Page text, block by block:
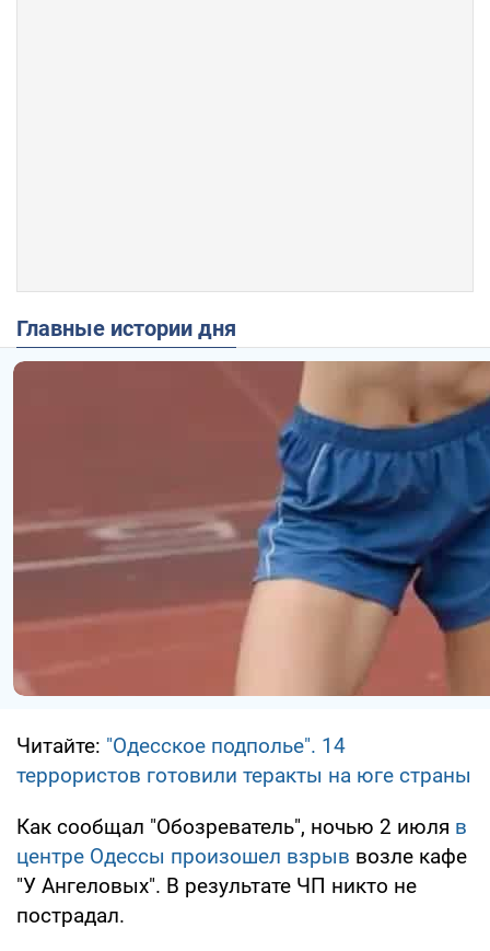
Главные истории дня
Читайте: "Одесское подполье". 14
террористов готовили теракты на юге страны
Как сообщал "Обозреватель", ночью 2 июля в
центре Одессы произошел взрыв возле кафе
"У Ангеловых". В результате ЧП никто не
пострадал.